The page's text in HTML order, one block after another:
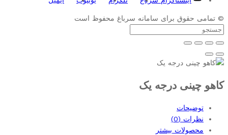
© تمامی حقوق برای سامانه سرباغ محفوظ است
کاهو چینی درجه یک
توضیحات
نظرات (0)
محصولات بیشتر